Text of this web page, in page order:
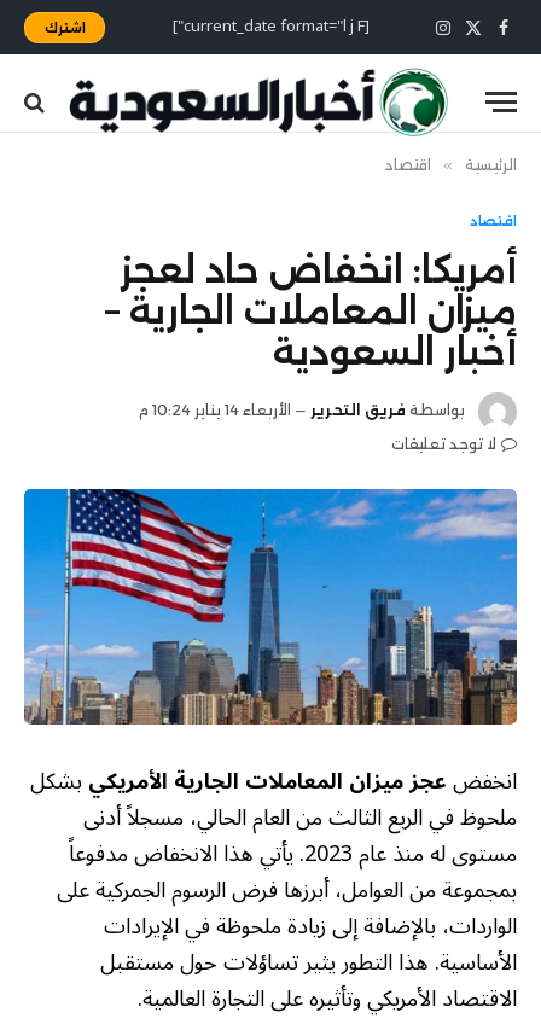
فيسبوك
X
(Twitter)
الانستغرام [current_date format="l j F"] اشترك
الرئيسية » اقتصاد
اقتصاد
أمريكا: انخفاض حاد لعجز
ميزان المعاملات الجارية –
أخبار السعودية
بواسطة فريق التحرير
الأربعاء 14 يناير 10:24 م
لا توجد تعليقات
انخفضعجز ميزان المعاملات الجارية الأمريكيبشكل
ملحوظ في الربع الثالث من العام الحالي، مسجلاً أدنى
مستوى له منذ عام 2023. يأتي هذا الانخفاض مدفوعاً
بمجموعة من العوامل، أبرزها فرض الرسوم الجمركية على
الواردات، بالإضافة إلى زيادة ملحوظة في الإيرادات
الأساسية. هذا التطور يثير تساؤلات حول مستقبل
الاقتصاد الأمريكي وتأثيره على التجارة العالمية.